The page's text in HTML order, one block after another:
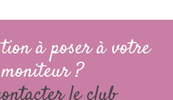
à poser à votre
moniteur ?